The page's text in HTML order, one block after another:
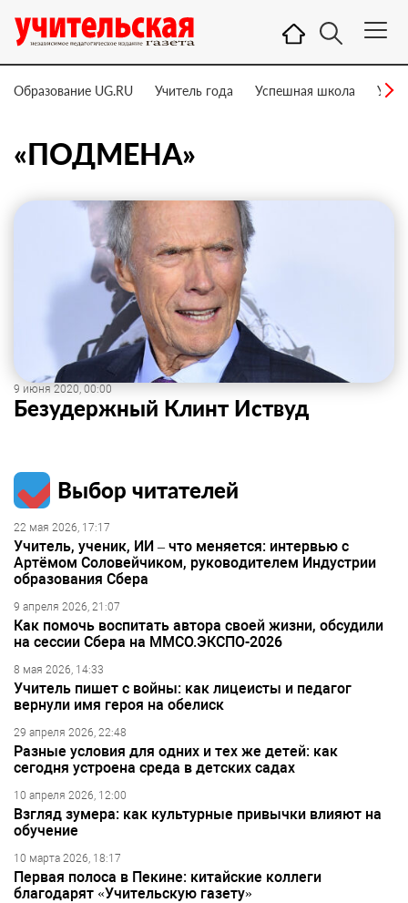
Образование UG.RU Учитель года Успешная школа
«ПОДМЕНА»
9 июня 2020, 00:00
Безудержный Клинт Иствуд
Выбор читателей
22 мая 2026, 17:17
Учитель, ученик, ИИ – что меняется: интервью с
Артёмом Соловейчиком, руководителем Индустрии
образования Сбера
9 апреля 2026, 21:07
Как помочь воспитать автора своей жизни, обсудили
на сессии Сбера на ММСО.ЭКСПО-2026
8 мая 2026, 14:33
Учитель пишет с войны: как лицеисты и педагог
вернули имя героя на обелиск
29 апреля 2026, 22:48
Разные условия для одних и тех же детей: как
сегодня устроена среда в детских садах
10 апреля 2026, 12:00
Взгляд зумера: как культурные привычки влияют на
обучение
10 марта 2026, 18:17
Первая полоса в Пекине: китайские коллеги
благодарят «Учительскую газету»